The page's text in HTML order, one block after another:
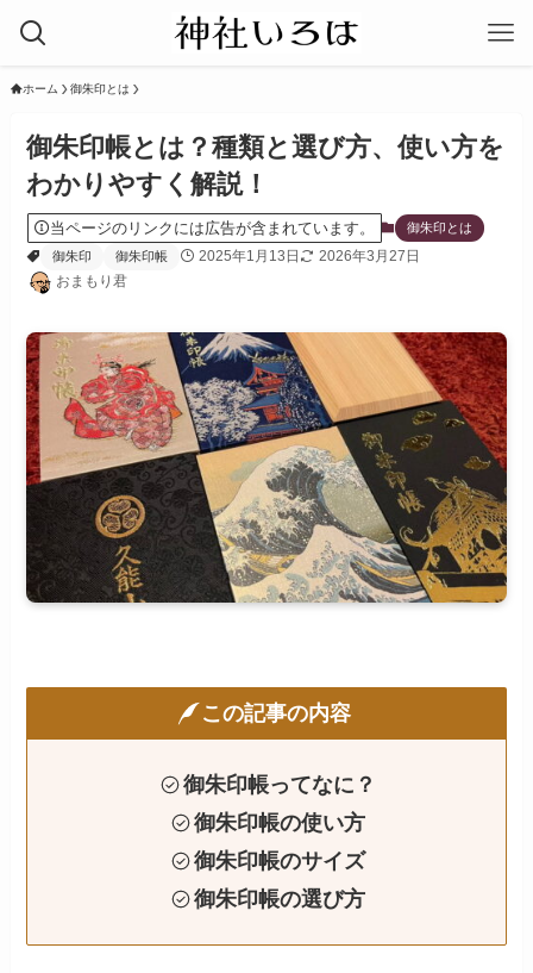
ホーム 御朱印とは
御朱印帳とは？種類と選び方、使い方を
わかりやすく解説！
当ページのリンクには広告が含まれています。
御朱印とは
御朱印
御朱印帳 2025年1月13日
2026年3月27日
おまもり君
この記事の内容
御朱印帳ってなに？
御朱印帳の使い方
御朱印帳のサイズ
御朱印帳の選び方